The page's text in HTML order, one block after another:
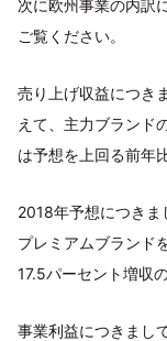
次に欧州事業の内訳
ご覧ください。
売り上げ収益につき
えて、主力ブランド
は予想を上回る前年
2018年予想につきま
プレミアムブランド
17.5パーセント増収
事業利益につきまし